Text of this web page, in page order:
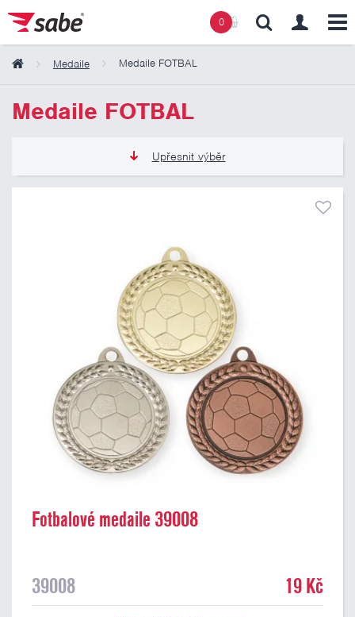
0
Medaile Medaile FOTBAL
Medaile FOTBAL
Upřesnit výběr
Pouze skladem
Fotbalové medaile 39008
39008 19 Kč
Obsah košíku